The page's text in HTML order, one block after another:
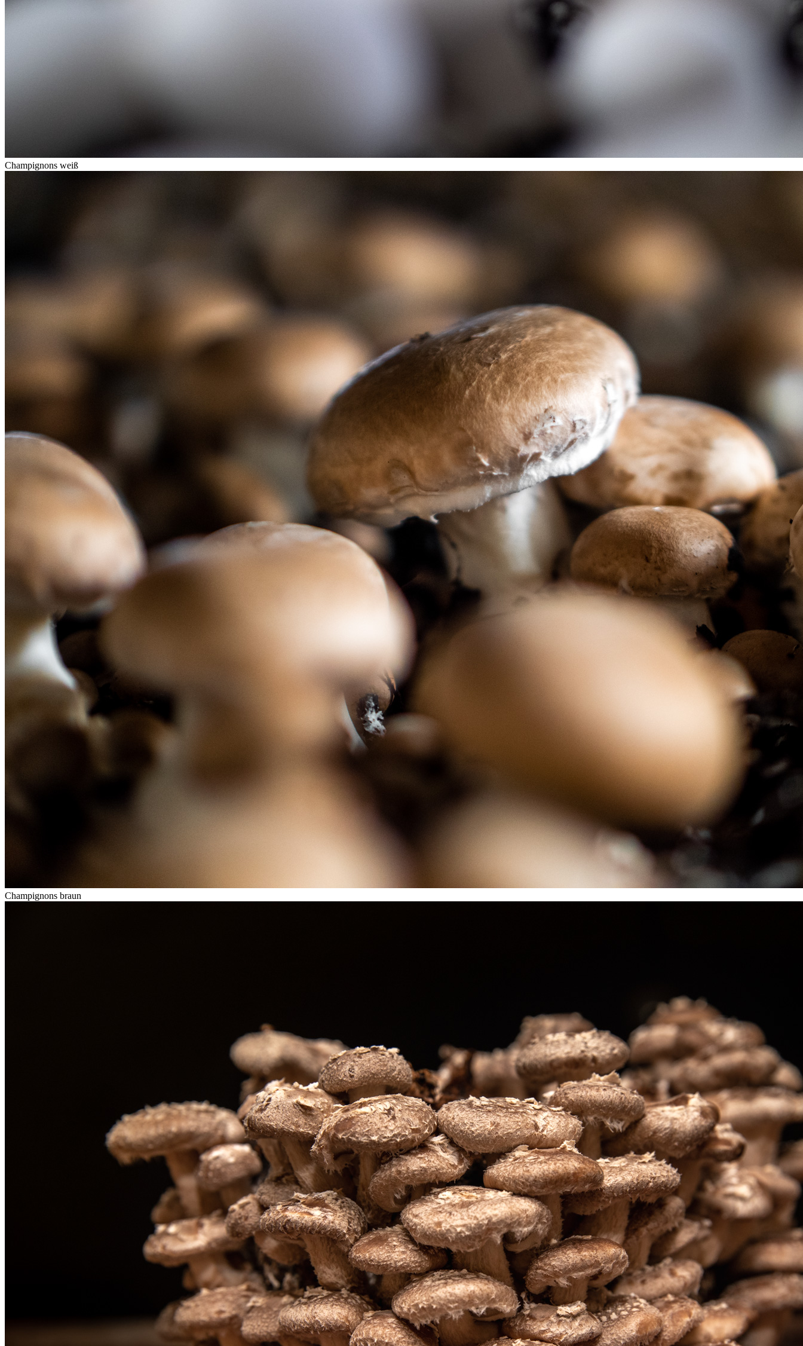
Champignons weiß
Champignons braun